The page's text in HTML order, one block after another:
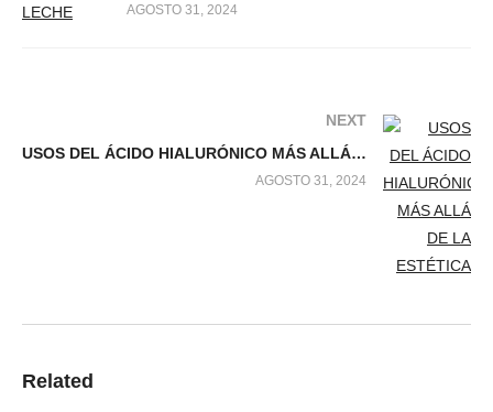
AGOSTO 31, 2024
NEXT
USOS DEL ÁCIDO HIALURÓNICO MÁS ALLÁ DE LA ESTÉTICA
AGOSTO 31, 2024
Related